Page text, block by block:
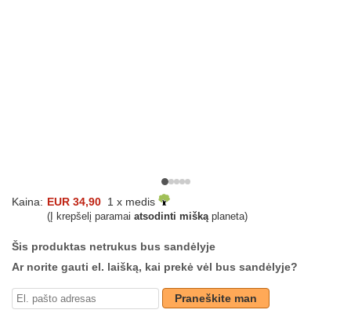
Kaina: EUR 34,90 1 x medis
(Į krepšelį paramai atsodinti miškąplaneta)
Šis produktas netrukus bus sandėlyje
Ar norite gauti el. laišką, kai prekė vėl bus sandėlyje?
Praneškite man